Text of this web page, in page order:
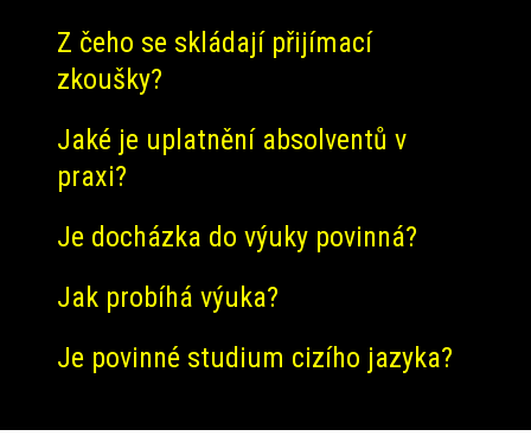
Z čeho se skládají přijímací
zkoušky?
Jaké je uplatnění absolventů v
praxi?
Je docházka do výuky povinná?
Jak probíhá výuka?
Je povinné studium cizího jazyka?